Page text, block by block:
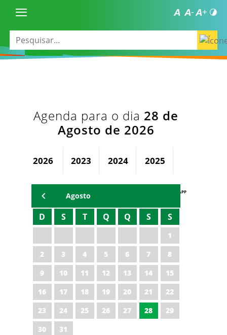
Agenda para o dia 28 de
Agosto de 2026
2026 2023 2024 2025
AGENDA PAPP
Agosto
D S T Q Q S S
1
2
3 4 5 6 7
8
9
10 11 12 13 14
15
16
17 18 19 20 21
22
23
24 25 26 27 28
29
30
31